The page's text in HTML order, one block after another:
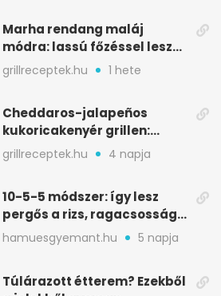
Marha rendang maláj
módra: lassú főzéssel lesz
igazán szaftos
grillreceptek.hu 1 hete
Cheddaros-jalapeños
kukoricakenyér grillen:
ropogós alj, puha belső
grillreceptek.hu 4 napja
10-5-5 módszer: így lesz
pergős a rizs, ragacsosság
nélkül
hamuesgyemant.hu 5 napja
Túlárazott étterem? Ezekből